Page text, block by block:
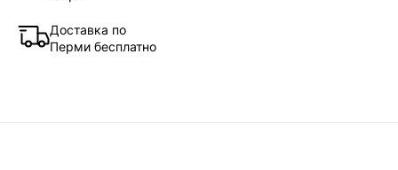
Доставка по
Перми бесплатно